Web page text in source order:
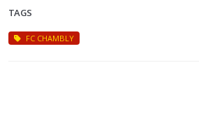
TAGS
FC CHAMBLY